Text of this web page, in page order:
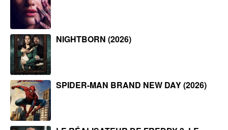
NIGHTBORN (2026)
SPIDER-MAN BRAND NEW DAY (2026)